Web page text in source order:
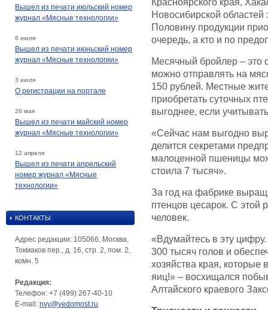
Вышел из печати июльский номер
журнал «Мясные технологии»
6 июля
Вышел из печати июньский номер
журнал «Мясные технологии»
3 июля
О регистрации на портале
26 мая
Вышел из печати майский номер
журнал «Мясные технологии»
12 апреля
Вышел из печати апрельский
номер журнал «Мясные
технологии»
КОНТАКТЫ
Адрес редакции: 105066, Москва,
Токмаков пер., д. 16, стр. 2, пом. 2,
комн. 5
Редакция:
Телефон: +7 (499) 267-40-10
E-mail: nvy@vedomost.ru
Красноярского края,
Новосибирской
Половину продукции
очередь, а кто и по
Месячный бройлер – это
можно отправлять на
150 рублей. Местные
приобретать суточных
выгоднее, если
«Сейчас нам выгодно
делится секретами
малоценной пшеницы
стоила 7 тысяч».
За год на фабрике
птенцов цесарок. С этой
человек.
«Вдумайтесь в эту
300 тысяч голов и
хозяйства края,
яиц!» – восхищался
Алтайского краевого